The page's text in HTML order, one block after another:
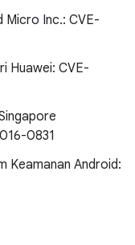
Micro Inc.: CVE-
Huawei: CVE-
0831
Keamanan Android: